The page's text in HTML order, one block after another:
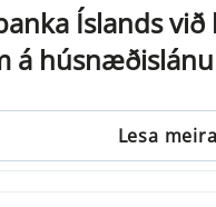
Íslands
á
Lesa meira